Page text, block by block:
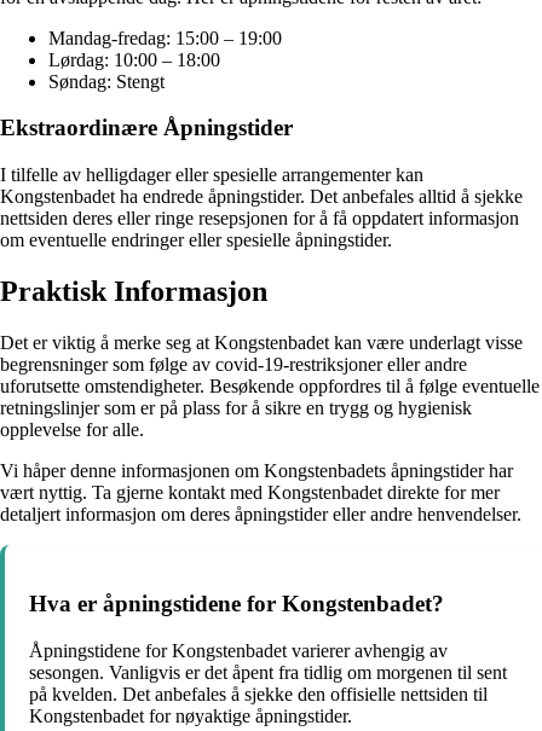
Mandag-fredag: 15:00 – 19:00
Lørdag: 10:00 – 18:00
Søndag: Stengt
Ekstraordinære Åpningstider
I tilfelle av helligdager eller spesielle arrangementer kan
Kongstenbadet ha endrede åpningstider. Det anbefales alltid å sjekke
nettsiden deres eller ringe resepsjonen for å få oppdatert informasjon
om eventuelle endringer eller spesielle åpningstider.
Praktisk Informasjon
Det er viktig å merke seg at Kongstenbadet kan være underlagt visse
begrensninger som følge av covid-19-restriksjoner eller andre
uforutsette omstendigheter. Besøkende oppfordres til å følge eventuelle
retningslinjer som er på plass for å sikre en trygg og hygienisk
opplevelse for alle.
Vi håper denne informasjonen om Kongstenbadets åpningstider har
vært nyttig. Ta gjerne kontakt med Kongstenbadet direkte for mer
detaljert informasjon om deres åpningstider eller andre henvendelser.
Hva er åpningstidene for Kongstenbadet?
Åpningstidene for Kongstenbadet varierer avhengig av
sesongen. Vanligvis er det åpent fra tidlig om morgenen til sent
på kvelden. Det anbefales å sjekke den offisielle nettsiden til
Kongstenbadet for nøyaktige åpningstider.